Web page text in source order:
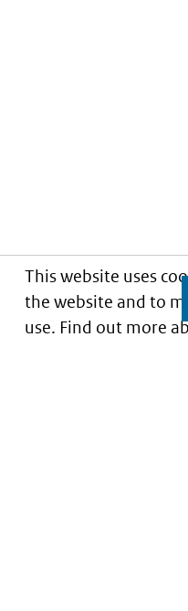
This website uses
the website and to
use. Find out more